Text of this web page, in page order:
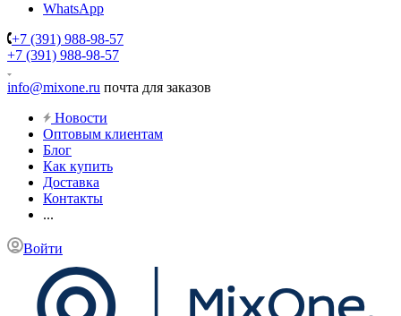
WhatsApp
+7 (391) 988-98-57
+7 (391) 988-98-57
info@mixone.ru почта для заказов
Новости
Оптовым клиентам
Блог
Как купить
Доставка
Контакты
...
Войти